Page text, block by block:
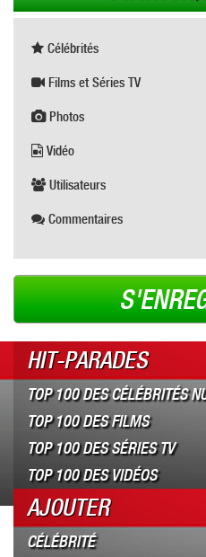
Célébrités
Films et Séries TV
Photos
Vidéo
Utilisateurs
Commentaires
HIT-PARADES
TOP 100 DES CÉLÉBRITÉS
TOP 100 DES FILMS
TOP 100 DES SÉRIES TV
TOP 100 DES VIDÉOS
AJOUTER
CÉLÉBRITÉ